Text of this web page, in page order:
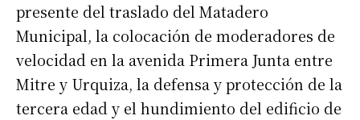
presente del traslado del Matadero
Municipal, la colocación de moderadores de
velocidad en la avenida Primera Junta entre
Mitre y Urquiza, la defensa y protección de la
tercera edad y el hundimiento del edificio de